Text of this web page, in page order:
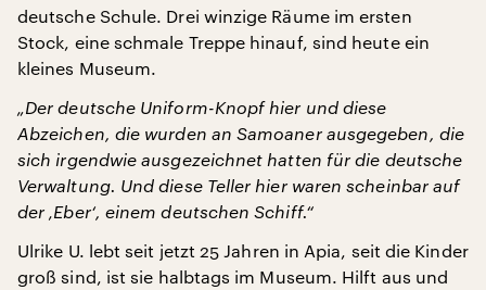
deutsche Schule. Drei winzige Räume im ersten
Stock, eine schmale Treppe hinauf, sind heute ein
kleines Museum.
„Der deutsche Uniform-Knopf hier und diese
Abzeichen, die wurden an Samoaner ausgegeben, die
sich irgendwie ausgezeichnet hatten für die deutsche
Verwaltung. Und diese Teller hier waren scheinbar auf
der ‚Eber‘, einem deutschen Schiff.“
Ulrike U. lebt seit jetzt 25 Jahren in Apia, seit die Kinder
groß sind, ist sie halbtags im Museum. Hilft aus und